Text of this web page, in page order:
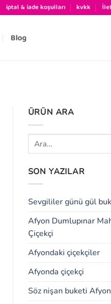
iptal & iade koşulları kvkk
Blog
ÜRÜN ARA
SON YAZILAR
Sevgililer günü gül
Afyon Dumlupınar
Çiçekçi
Afyondaki çiçekçiler
Afyonda çiçekçi
Söz nişan buketi Afyon